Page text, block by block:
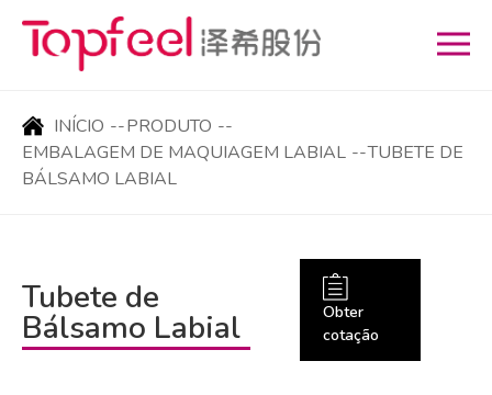
INÍCIO --PRODUTO --
EMBALAGEM DE MAQUIAGEM LABIAL --TUBETE DE
BÁLSAMO LABIAL
Tubete de
Bálsamo Labial
Obter
cotação